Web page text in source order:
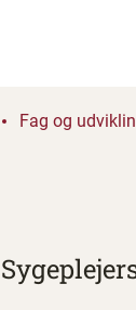
Fag og